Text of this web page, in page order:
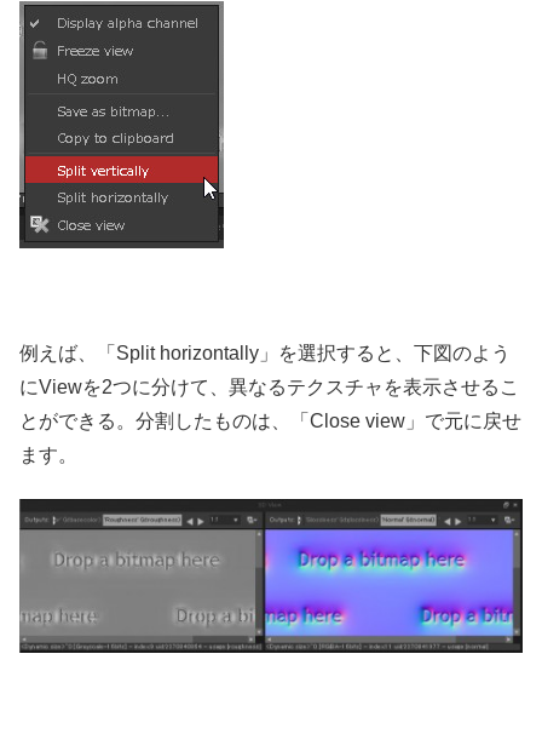
例えば、「Split horizontally」を選択すると、下図のよう
にViewを2つに分けて、異なるテクスチャを表示させるこ
とができる。分割したものは、「Close view」で元に戻せ
ます。